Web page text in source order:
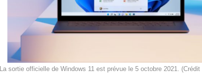
La sortie officielle de Windows 11 est prévue le 5 octobre 2021.